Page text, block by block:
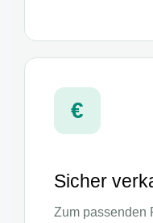
€
Sicher
Zum passenden